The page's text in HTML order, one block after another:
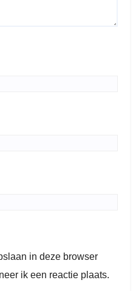
in deze browser
ik een reactie plaats.